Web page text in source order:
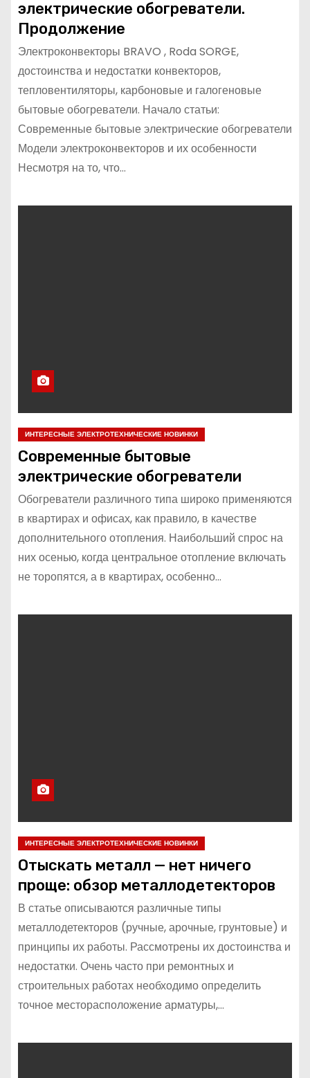
электрические обогреватели.
Продолжение
Электроконвекторы BRAVO , Roda SORGE,
достоинства и недостатки конвекторов,
тепловентиляторы, карбоновые и галогеновые
бытовые обогреватели. Начало статьи:
Современные бытовые электрические обогреватели
Модели электроконвекторов и их особенности
Несмотря на то, что…
ИНТЕРЕСНЫЕ ЭЛЕКТРОТЕХНИЧЕСКИЕ НОВИНКИ
Современные бытовые
электрические обогреватели
Обогреватели различного типа широко применяются
в квартирах и офисах, как правило, в качестве
дополнительного отопления. Наибольший спрос на
них осенью, когда центральное отопление включать
не торопятся, а в квартирах, особенно…
ИНТЕРЕСНЫЕ ЭЛЕКТРОТЕХНИЧЕСКИЕ НОВИНКИ
Отыскать металл — нет ничего
проще: обзор металлодетекторов
В статье описываются различные типы
металлодетекторов (ручные, арочные, грунтовые) и
принципы их работы. Рассмотрены их достоинства и
недостатки. Очень часто при ремонтных и
строительных работах необходимо определить
точное месторасположение арматуры,…